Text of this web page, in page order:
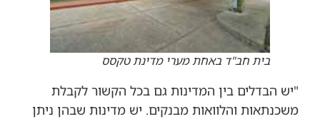
בית חב"ד באחת מערי מדינת טקסס
"יש הבדלים בין המדינות גם בכל הקשור לקבלת
משכנתאות והלוואות מבנקים. יש מדינות שבהן ניתן